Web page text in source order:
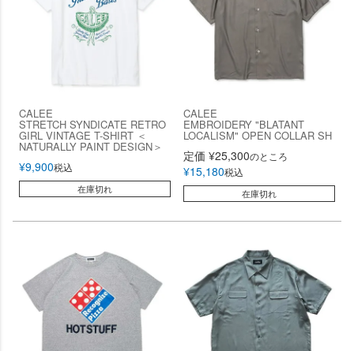
CALEE
STRETCH SYNDICATE RETRO
GIRL VINTAGE T-SHIRT ＜
NATURALLY PAINT DESIGN＞
¥9,900税込
在庫切れ
CALEE
EMBROIDERY "BLATANT
LOCALISM" OPEN COLLAR SH
定価 ¥25,300のところ
¥15,180税込
在庫切れ